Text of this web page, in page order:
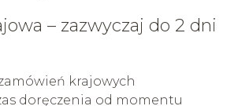
– zazwyczaj do 2 dni
krajowych
doręczenia od momentu